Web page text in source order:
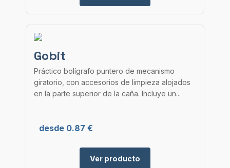
Gobit
Práctico bolígrafo puntero de mecanismo
giratorio, con accesorios de limpieza alojados
en la parte superior de la caña. Incluye un...
desde 0.87 €
Ver producto